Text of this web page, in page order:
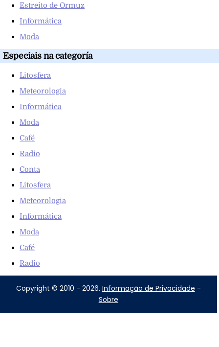
Estreito de Ormuz
Informática
Moda
Especiais na categoría
Litosfera
Meteorologia
Informática
Moda
Café
Radio
Conta
Litosfera
Meteorologia
Informática
Moda
Café
Radio
Copyright © 2010 - 2026. Informação de Privacidade -
Sobre